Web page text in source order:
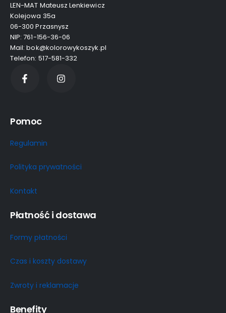
LEN-MAT Mateusz Lenkiewicz
Kolejowa 35a
06-300 Przasnysz
NIP: 761-156-36-06
Mail: bok@kolorowykoszyk.pl
Telefon: 517-581-332
Pomoc
Regulamin
Polityka prywatności
Kontakt
Płatność i dostawa
Formy płatności
Czas i koszty dostawy
Zwroty i reklamacje
Benefity